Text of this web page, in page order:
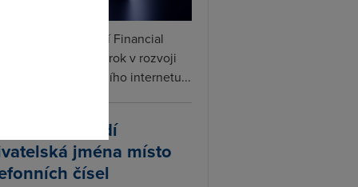
podle informací Financial
připravuje další krok v rozvoji
Vedle satelitního internetu...
zavádí
jména místo
čísel